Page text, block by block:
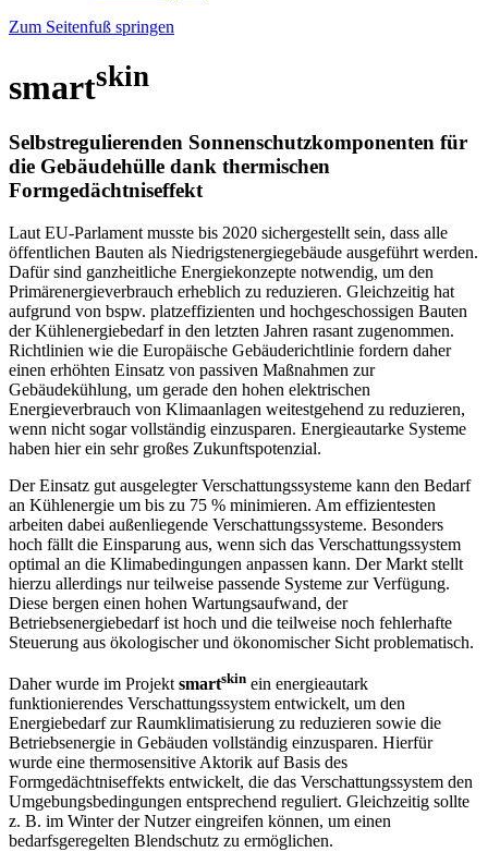
Zum Seitenfuß springen
smartskin
Selbstregulierenden Sonnenschutzkomponenten für
die Gebäudehülle dank thermischen
Formgedächtniseffekt
Laut EU-Parlament musste bis 2020 sichergestellt sein, dass alle
öffentlichen Bauten als Niedrigstenergiegebäude ausgeführt werden.
Dafür sind ganzheitliche Energiekonzepte notwendig, um den
Primärenergieverbrauch erheblich zu reduzieren. Gleichzeitig hat
aufgrund von bspw. platzeffizienten und hochgeschossigen Bauten
der Kühlenergiebedarf in den letzten Jahren rasant zugenommen.
Richtlinien wie die Europäische Gebäuderichtlinie fordern daher
einen erhöhten Einsatz von passiven Maßnahmen zur
Gebäudekühlung, um gerade den hohen elektrischen
Energieverbrauch von Klimaanlagen weitestgehend zu reduzieren,
wenn nicht sogar vollständig einzusparen. Energieautarke Systeme
haben hier ein sehr großes Zukunftspotenzial.
Der Einsatz gut ausgelegter Verschattungssysteme kann den Bedarf
an Kühlenergie um bis zu 75 % minimieren. Am effizientesten
arbeiten dabei außenliegende Verschattungssysteme. Besonders
hoch fällt die Einsparung aus, wenn sich das Verschattungssystem
optimal an die Klimabedingungen anpassen kann. Der Markt stellt
hierzu allerdings nur teilweise passende Systeme zur Verfügung.
Diese bergen einen hohen Wartungsaufwand, der
Betriebsenergiebedarf ist hoch und die teilweise noch fehlerhafte
Steuerung aus ökologischer und ökonomischer Sicht problematisch.
Daher wurde im Projekt smartskin ein energieautark
funktionierendes Verschattungssystem entwickelt, um den
Energiebedarf zur Raumklimatisierung zu reduzieren sowie die
Betriebsenergie in Gebäuden vollständig einzusparen. Hierfür
wurde eine thermosensitive Aktorik auf Basis des
Formgedächtniseffekts entwickelt, die das Verschattungssystem den
Umgebungsbedingungen entsprechend reguliert. Gleichzeitig sollte
z. B. im Winter der Nutzer eingreifen können, um einen
bedarfsgeregelten Blendschutz zu ermöglichen.